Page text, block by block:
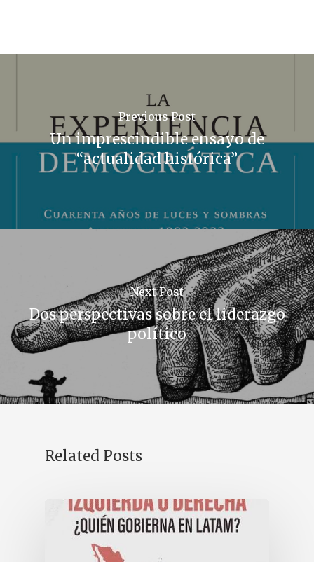
Previous Post
Un imprescindible ensayo de
“actualidad histórica”
Next Post
Dos perspectivas sobre el liderazgo
político
Related Posts